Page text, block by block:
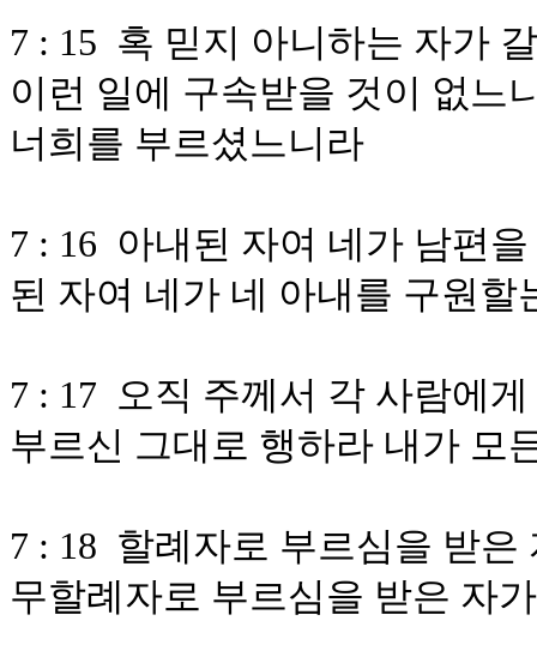
7 : 15 혹 믿지 아니하는 자가
이런 일에 구속받을 것이 없느
너희를 부르셨느니라
7 : 16 아내된 자여 네가 남편
된 자여 네가 네 아내를 구원할
7 : 17 오직 주께서 각 사람에
부르신 그대로 행하라 내가 모
7 : 18 할례자로 부르심을 받
무할례자로 부르심을 받은 자